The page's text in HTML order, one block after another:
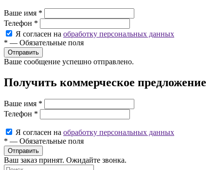
Ваше имя *
Телефон *
Я согласен на обработку персональных данных
* — Обязательные поля
Ваше сообщение успешно отправлено.
Получить коммерческое предложение
Ваше имя *
Телефон *
Я согласен на обработку персональных данных
* — Обязательные поля
Ваш заказ принят. Ожидайте звонка.